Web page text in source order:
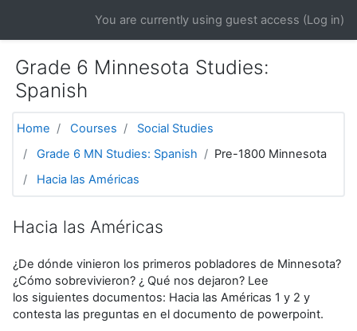
You are currently using guest access (Log in)
Grade 6 Minnesota Studies:
Spanish
Home Courses
Social Studies
Grade 6 MN Studies: Spanish
Pre-1800 Minnesota
Hacia las Américas
Hacia las Américas
¿De dónde vinieron los primeros pobladores de Minnesota?
¿Cómo sobrevivieron? ¿ Qué nos dejaron? Lee
los siguientes documentos: Hacia las Américas 1 y 2 y
contesta las preguntas en el documento de powerpoint.